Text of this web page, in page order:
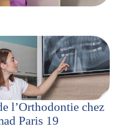
l’Orthodontie chez
Paris 19